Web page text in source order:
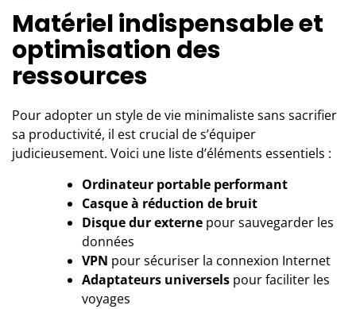
Matériel indispensable et
optimisation des
ressources
Pour adopter un style de vie minimaliste sans sacrifier
sa productivité, il est crucial de s’équiper
judicieusement. Voici une liste d’éléments essentiels :
Ordinateur portable performant
Casque à réduction de bruit
Disque dur externe pour sauvegarder les
données
VPN pour sécuriser la connexion Internet
Adaptateurs universels pour faciliter les
voyages